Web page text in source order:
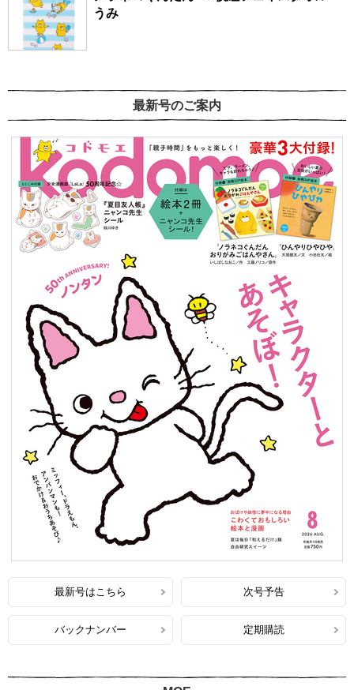
うみ
最新号のご案内
最新号はこちら 次号予告
バックナンバー 定期購読